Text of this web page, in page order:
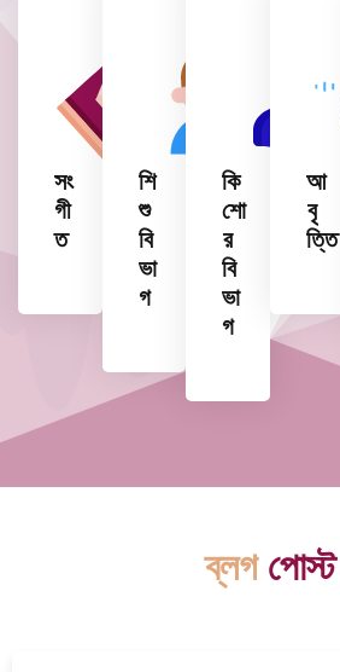
সং
গী
ত
শি
শু
বি
ভা
গ
কি
শো
র
বি
ভা
গ
আ
বৃ
ত্তি
ব্লগ পোস্ট